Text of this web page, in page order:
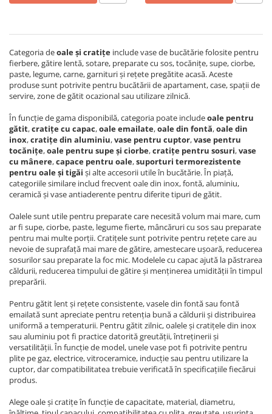
Suruburi, dibluri si accesorii
prindere
Panouri si elemente gard
Pavaje si borduri
Programatoare stropire
Sere si solarii
Umbrele si pavilioane gradina
Unelte gradinarit
Pentru toate suprafetele
Solutii pentru suprafetele din lemn
Solutii specializate
Solutii profesionale pentru
bucatarie
spalatorii auto
Categoria deoale și cratițe include vase de bucătărie folosite pentru
fierbere, gătire lentă, sotare, preparate cu sos, tocănițe, supe, ciorbe,
paste, legume, carne, garnituri și rețete pregătite acasă. Aceste
produse sunt potrivite pentru bucătării de apartament, case, spații de
servire, zone de gătit ocazional sau utilizare zilnică.
În funcție de gama disponibilă, categoria poate includeoale pentru
gătit,cratițe cu capac,oale emailate,oale din fontă,oale din
inox,cratițe din aluminiu,vase pentru cuptor,vase pentru
tocănițe,oale pentru supe și ciorbe,cratițe pentru sosuri,vase
cu mânere,capace pentru oale,suporturi termorezistente
pentru oale și tigăi și alte accesorii utile în bucătărie. În piață,
categoriile similare includ frecvent oale din inox, fontă, aluminiu,
ceramică și vase antiaderente pentru diferite tipuri de gătit.
Oalele sunt utile pentru preparate care necesită volum mai mare, cum
ar fi supe, ciorbe, paste, legume fierte, mâncăruri cu sos sau preparate
pentru mai multe porții. Cratițele sunt potrivite pentru rețete care au
nevoie de suprafață mai mare de gătire, amestecare ușoară, reducerea
sosurilor sau preparate la foc mic. Modelele cu capac ajută la păstrarea
căldurii, reducerea timpului de gătire și menținerea umidității în timpul
preparării.
Pentru gătit lent și rețete consistente, vasele din fontă sau fontă
emailată sunt apreciate pentru retenția bună a căldurii și distribuirea
uniformă a temperaturii. Pentru gătit zilnic, oalele și cratițele din inox
sau aluminiu pot fi practice datorită greutății, întreținerii și
versatilității. În funcție de model, unele vase pot fi potrivite pentru
plite pe gaz, electrice, vitroceramice, inducție sau pentru utilizare la
cuptor, dar compatibilitatea trebuie verificată în specificațiile fiecărui
produs.
Alege oale și cratițe în funcție de capacitate, material, diametru,